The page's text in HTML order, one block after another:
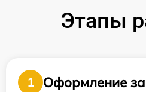
Этапы
1
Оформление